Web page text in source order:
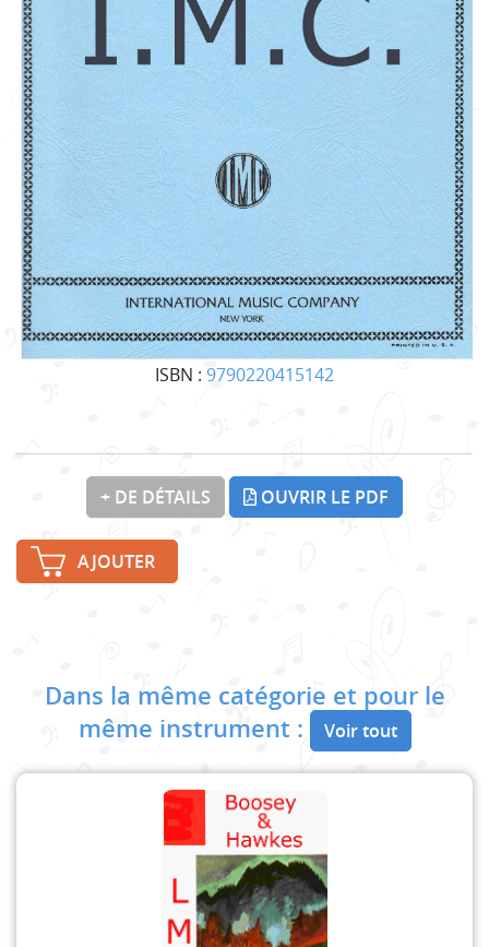
ISBN : 9790220415142
+ DE DÉTAILS OUVRIR LE PDF
AJOUTER
Dans la même catégorie et pour le
même instrument :
Voir tout